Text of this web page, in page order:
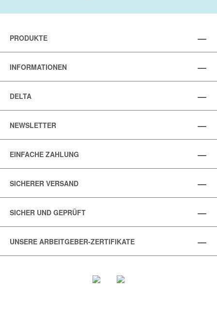
PRODUKTE
INFORMATIONEN
DELTA
NEWSLETTER
EINFACHE ZAHLUNG
SICHERER VERSAND
SICHER UND GEPRÜFT
UNSERE ARBEITGEBER-ZERTIFIKATE